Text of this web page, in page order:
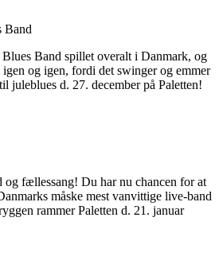
Band
Band spillet overalt i Danmark, og
og igen, fordi det swinger og emmer
d. 27. december på Paletten!
fællessang! Du har nu chancen for at
måske mest vanvittige live-band
rammer Paletten d. 21. januar